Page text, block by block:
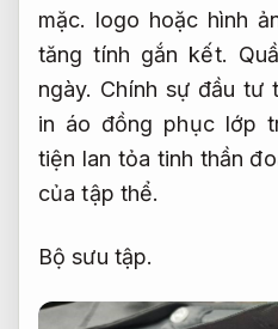
mặc. logo hoặc hình
tăng tính gắn kết.
ngày. Chính sự đầu tư
in áo đồng phục lớp
tiện lan tỏa tinh thần
của tập thể.
Bộ sưu tập.